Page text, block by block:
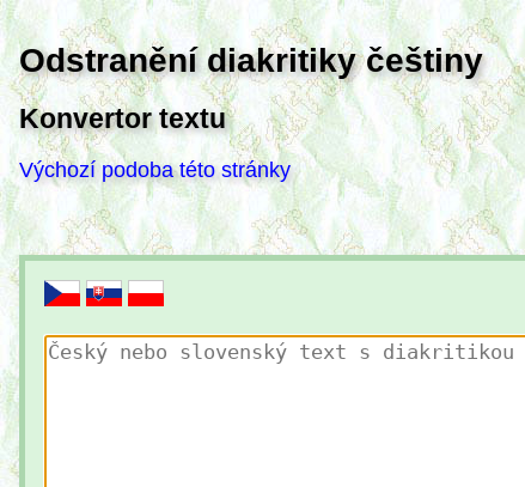
Odstranění diakritiky češtiny
Konvertor textu
Výchozí podoba této stránky